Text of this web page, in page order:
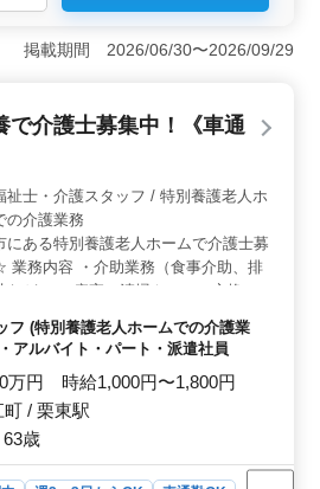
に最適な職場＞ この求人は、税
富な経験を持つ方にとって理想的
所での勤務経験があれば、年数は
てきた知識やスキルを即戦力とし
す。担当者からしっかりと業務の
、スムーズに仕事に慣れること
。また、研修制度も充実してい
で働きやすい環境＞ この求人は年
、土日祝日はもちろん、お盆や年
もしっかり確保されています。週
バランスを大切にしたい方には非
きる環境です。残業も月平均10時
ことが可能です。中高年の方も
働きたい方におすすめで
厚生の充実＞ 年収は350万円か
力に応じた高水準の給与が支給さ
1回あり、1.2ヶ月分が支給され
手当の実費支給や車通勤が可能
料です。ガソリン代も支給され
掲載期間 2026/06/30〜2026/09/29
で介護士募集中！《車通
・介護スタッフ / 特別養護老人ホ
の介護業務
にある特別養護老人ホームで介護士募
業務内容 ・介助業務（食事介助、排
など） ・病室の清掃やシーツ交換 ・
管理 ・身体機能の維持・回復サポー
護記録作成 ・申し送り 備考 ＊シフ
3日以上相談可能) ＊交通費実費支給
のみ応相談 60代活躍中！ まずはお気
問い合わせください◎
フ (特別養護老人ホームでの介護業
アルバイト・パート・派遣社員
万円 時給1,000円〜1,800円
/ 栗東駅
歳